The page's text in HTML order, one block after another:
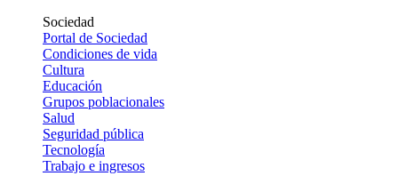
Sociedad
Portal de Sociedad
Condiciones de vida
Cultura
Educación
Grupos poblacionales
Salud
Seguridad pública
Tecnología
Trabajo e ingresos